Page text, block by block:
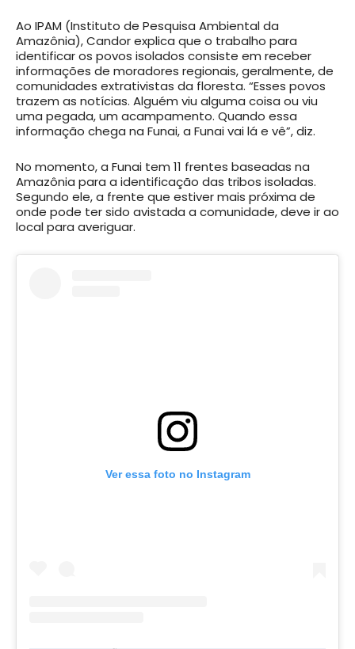
Ao IPAM (Instituto de Pesquisa Ambiental da
Amazônia), Candor explica que o trabalho para
identificar os povos isolados consiste em receber
informações de moradores regionais, geralmente, de
comunidades extrativistas da floresta. “Esses povos
trazem as notícias. Alguém viu alguma coisa ou viu
uma pegada, um acampamento. Quando essa
informação chega na Funai, a Funai vai lá e vê”, diz.
No momento, a Funai tem 11 frentes baseadas na
Amazônia para a identificação das tribos isoladas.
Segundo ele, a frente que estiver mais próxima de
onde pode ter sido avistada a comunidade, deve ir ao
local para averiguar.
Ver essa foto no Instagram